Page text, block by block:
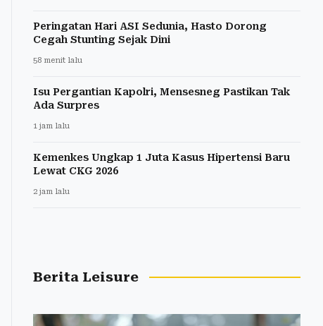
Peringatan Hari ASI Sedunia, Hasto Dorong
Cegah Stunting Sejak Dini
58 menit lalu
Isu Pergantian Kapolri, Mensesneg Pastikan Tak
Ada Surpres
1 jam lalu
Kemenkes Ungkap 1 Juta Kasus Hipertensi Baru
Lewat CKG 2026
2 jam lalu
Berita Leisure